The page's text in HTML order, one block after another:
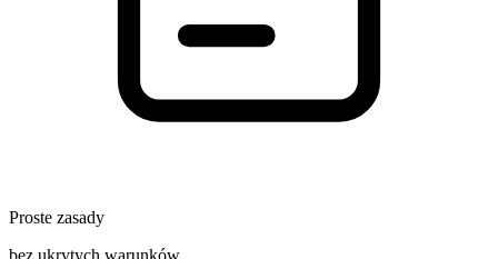
Proste zasady
bez ukrytych warunków